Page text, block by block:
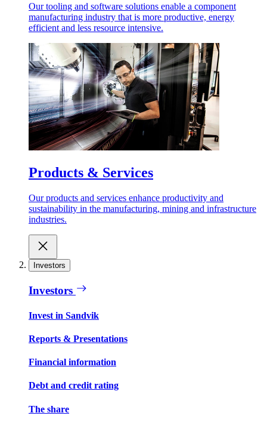
Our tooling and software solutions enable a component
manufacturing industry that is more productive, energy
efficient and less resource intensive.
Products & Services
Our products and services enhance productivity and
sustainability in the manufacturing, mining and infrastructure
industries.
Investors
Investors
Invest in Sandvik
Reports & Presentations
Financial information
Debt and credit rating
The share